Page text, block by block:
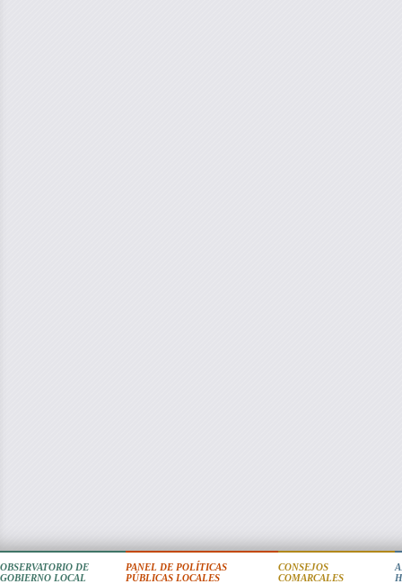
CONSEJOS
COMARCALES
PANEL DE POLÍTICAS
PÚBLICAS LOCALES
OBSERVATORIO DE
GOBIERNO LOCAL